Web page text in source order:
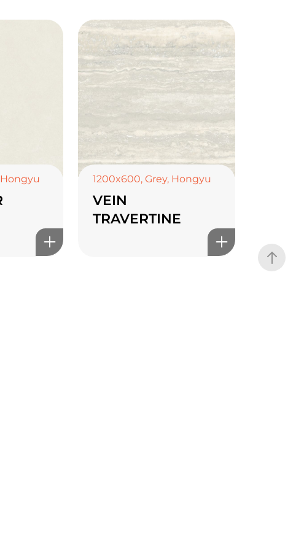
Hongyu 1200x600,Grey, Hongyu
VEIN
TRAVERTINE